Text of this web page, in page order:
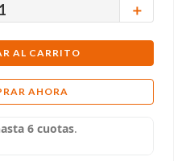
＋
AL CARRITO
AHORA